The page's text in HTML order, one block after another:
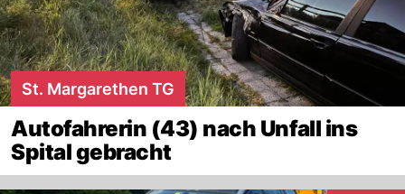
St. Margarethen TG
Autofahrerin (43) nach Unfall ins
Spital gebracht